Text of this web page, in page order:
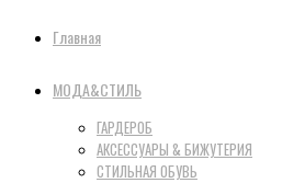
Главная
МОДА&СТИЛЬ
ГАРДЕРОБ
АКСЕССУАРЫ & БИЖУТЕРИЯ
СТИЛЬНАЯ ОБУВЬ